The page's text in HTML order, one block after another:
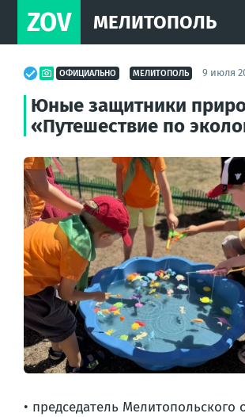
ZOV МЕЛИТОПОЛЬ
ОФИЦИАЛЬНО МЕЛИТОПОЛЬ 9 июля
Юные защитники
«Путешествие по
• председатель Мелитопольского